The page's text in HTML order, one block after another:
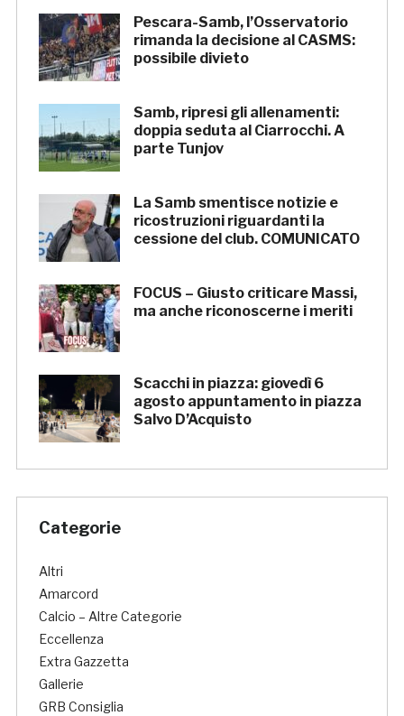
Pescara-Samb, l’Osservatorio
rimanda la decisione al CASMS:
possibile divieto
Samb, ripresi gli allenamenti:
doppia seduta al Ciarrocchi. A
parte Tunjov
La Samb smentisce notizie e
ricostruzioni riguardanti la
cessione del club. COMUNICATO
FOCUS – Giusto criticare Massi,
ma anche riconoscerne i meriti
Scacchi in piazza: giovedì 6
agosto appuntamento in piazza
Salvo D’Acquisto
Categorie
Altri
Amarcord
Calcio – Altre Categorie
Eccellenza
Extra Gazzetta
Gallerie
GRB Consiglia